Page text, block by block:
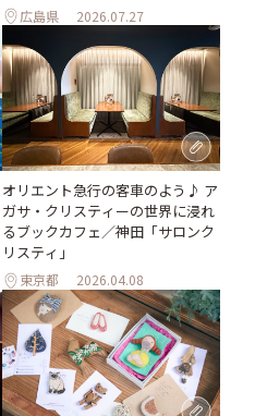
広島県 2026.07.27
オリエント急行の客車のよう♪ ア
ガサ・クリスティーの世界に浸れ
るブックカフェ／神田「サロンク
リスティ」
東京都 2026.04.08